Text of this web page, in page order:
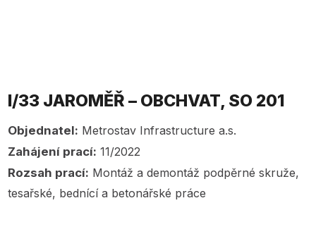
I/33 JAROMĚŘ – OBCHVAT, SO 201
Objednatel: Metrostav Infrastructure a.s.
Zahájení prací: 11/2022
Rozsah prací: Montáž a demontáž podpěrné skruže,
tesařské, bednící a betonářské práce